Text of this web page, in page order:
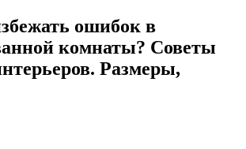
ошибок в
комнаты? Советы
Размеры,